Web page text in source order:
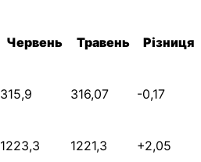
Червень Травень Різниця
315,9 316,07 -0,17
1223,3 1221,3 +2,05